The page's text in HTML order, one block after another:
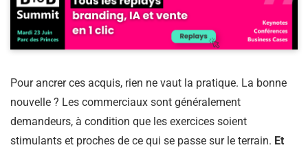
Pour ancrer ces acquis, rien ne vaut la pratique. La bonne
nouvelle ? Les commerciaux sont généralement
demandeurs, à condition que les exercices soient
stimulants et proches de ce qui se passe sur le terrain. Et